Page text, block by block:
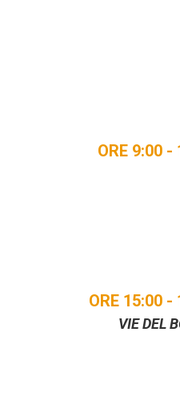
ORE 9:00 -
ORE 15:00 -
VIE DEL